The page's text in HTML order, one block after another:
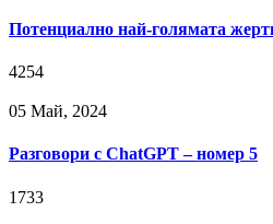
Потенциално най-голямата
4254
05 Май, 2024
Разговори с ChatGPT – номер 5
1733